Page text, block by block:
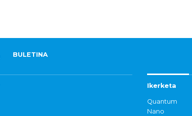
BULETINA
Ikerketa
Quantum
Nano